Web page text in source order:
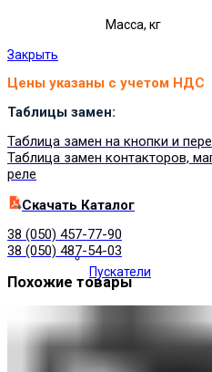
Пускатели
Масса, кг
Закрыть
Цены указаны с учетом НДС
Таблицы замен:
Таблица замен на кнопки и
Таблица замен контакторов,
реле
Cкачать Каталог
38 (050) 457-77-90
38 (050) 487-54-03
Похожие товары